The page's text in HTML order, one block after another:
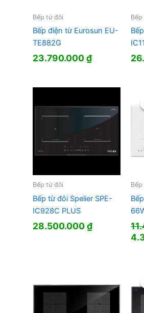
Bếp từ đôi
Bếp điện từ Eurosun EU-
TE882G
23.790.000₫
Bếp từ đôi
Bếp từ đôi Spelier SPE-
IC928C PLUS
28.500.000₫